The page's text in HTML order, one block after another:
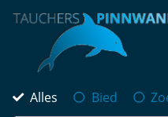
Alles Bied